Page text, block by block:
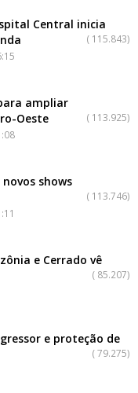
Central inicia
( 115.843)
ampliar
Oeste
( 113.925)
shows
( 113.746)
e Cerrado vê
( 85.207)
e proteção de
(79.275)